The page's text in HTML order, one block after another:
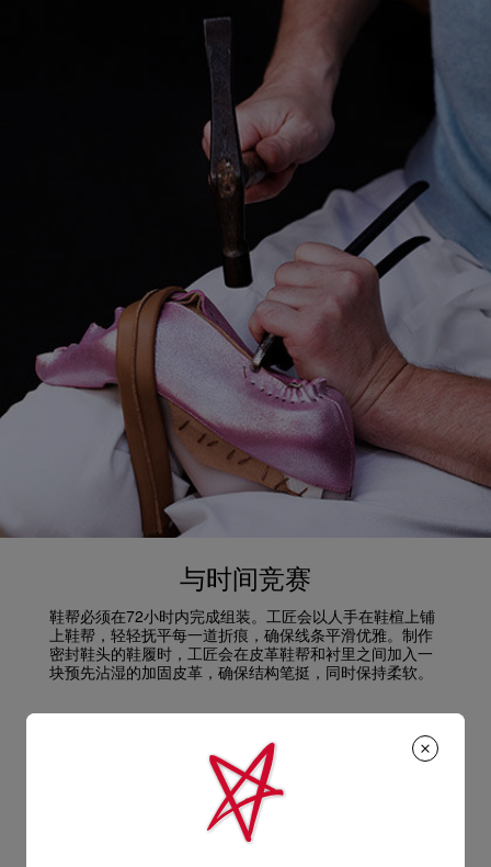
与时间竞赛
鞋帮必须在72小时内完成组装。工匠会以人手在鞋楦上铺
上鞋帮，轻轻抚平每一道折痕，确保线条平滑优雅。制作
密封鞋头的鞋履时，工匠会在皮革鞋帮和衬里之间加入一
块预先沾湿的加固皮革，确保结构笔挺，同时保持柔软。
一抹红调